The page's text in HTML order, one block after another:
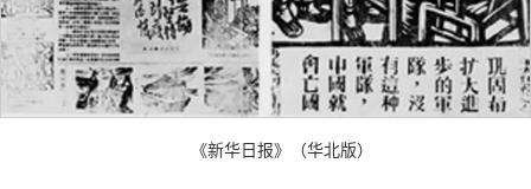
《新华日报》（华北版）